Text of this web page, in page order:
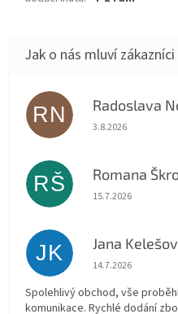
RN Radoslava
Hodnocení
3.8.2026
RŠ Romana
Hodnocení
15.7.2026
JK Jana
Hodnocení
14.7.2026
Spolehlivý obchod, vše
komunikace. Rychlé dodání